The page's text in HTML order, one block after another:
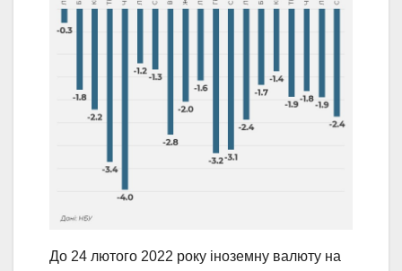
До 24 лютого 2022 року іноземну валюту на